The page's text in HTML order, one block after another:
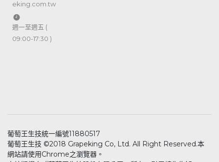
eking.com.tw
週一至週五 (
09:00-17:30 )
葡萄王生技統一編號11880517
葡萄王生技 ©2018 Grapeking Co, Ltd. All Right Reserved.本
網站請使用Chrome之瀏覽器。